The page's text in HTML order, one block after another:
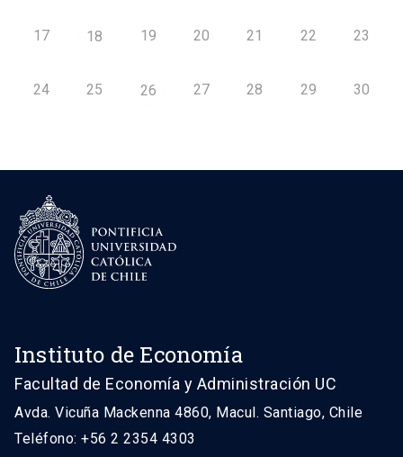
17 18 19 20 21 22 23
24 25 26 27 28 29 30
Instituto de Economía
Facultad de Economía y Administración UC
Avda. Vicuña Mackenna 4860, Macul. Santiago, Chile
Teléfono: +56 2 2354 4303